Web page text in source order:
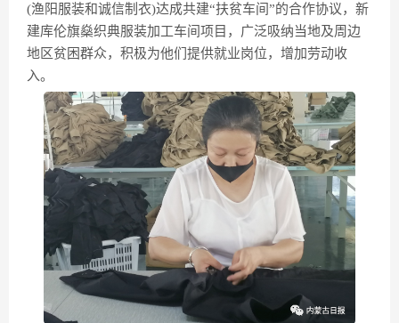
(渔阳服装和诚信制衣)达成共建“扶贫车间”的合作协议，新
建库伦旗燊织典服装加工车间项目，广泛吸纳当地及周边
地区贫困群众，积极为他们提供就业岗位，增加劳动收
入。